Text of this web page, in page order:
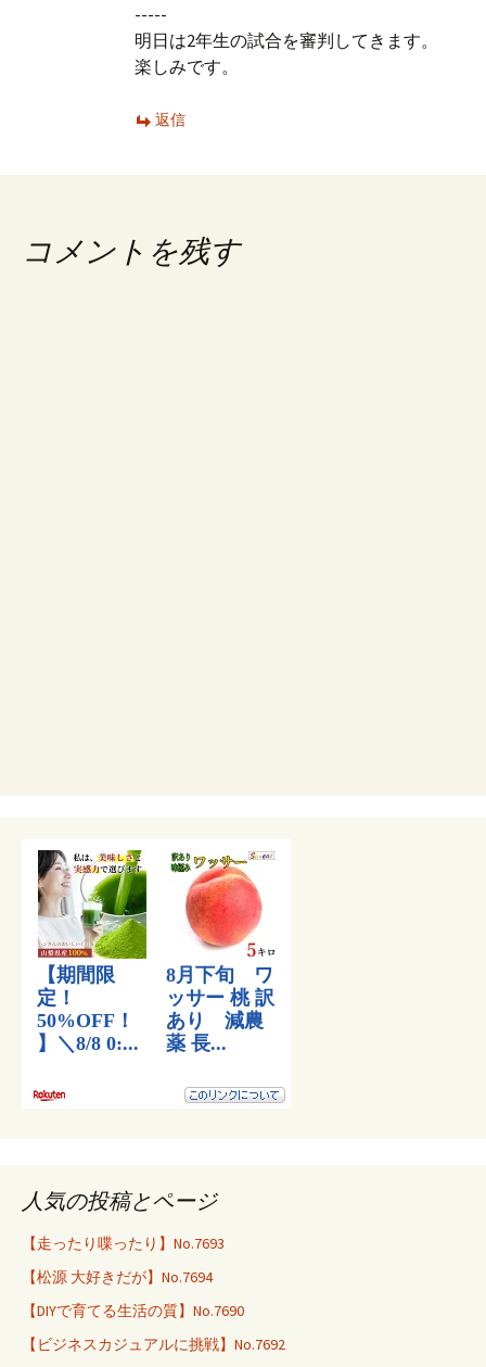
-----
明日は2年生の試合を審判してきます。
楽しみです。
返信
コメントを残す
人気の投稿とページ
【走ったり喋ったり】No.7693
【松源 大好きだが】No.7694
【DIYで育てる生活の質】No.7690
【ビジネスカジュアルに挑戦】No.7692